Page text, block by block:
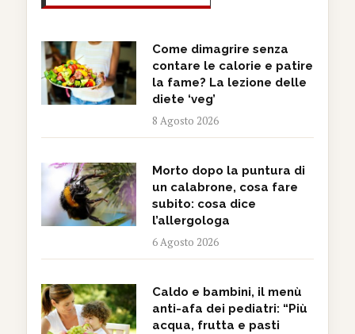
Come dimagrire senza
contare le calorie e patire
la fame? La lezione delle
diete ‘veg’
8 Agosto 2026
Morto dopo la puntura di
un calabrone, cosa fare
subito: cosa dice
l’allergologa
6 Agosto 2026
Caldo e bambini, il menù
anti-afa dei pediatri: “Più
acqua, frutta e pasti